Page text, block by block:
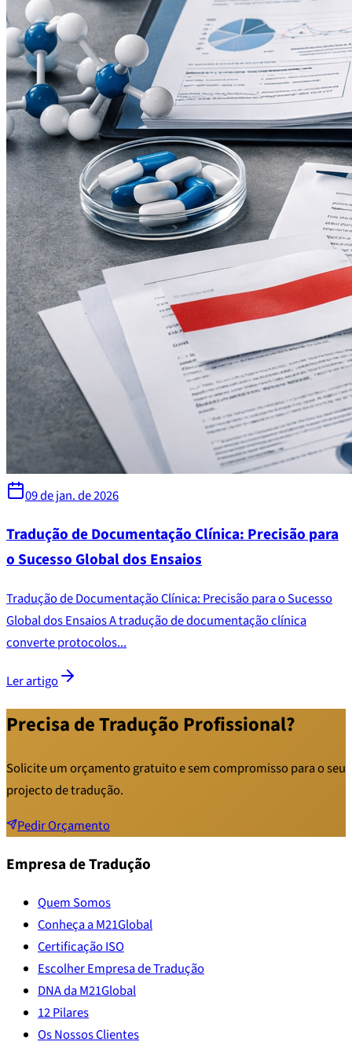
09 de jan. de 2026
Tradução de Documentação Clínica: Precisão para
o Sucesso Global dos Ensaios
Tradução de Documentação Clínica: Precisão para o Sucesso
Global dos Ensaios A tradução de documentação clínica
converte protocolos...
Ler artigo
Precisa de Tradução Profissional?
Solicite um orçamento gratuito e sem compromisso para o seu
projecto de tradução.
Pedir Orçamento
Empresa de Tradução
Quem Somos
Conheça a M21Global
Certificação ISO
Escolher Empresa de Tradução
DNA da M21Global
12 Pilares
Os Nossos Clientes